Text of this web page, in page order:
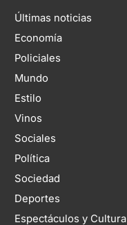
Últimas noticias
Economía
Policiales
Mundo
Estilo
Vinos
Sociales
Política
Sociedad
Deportes
Espectáculos y Cultura